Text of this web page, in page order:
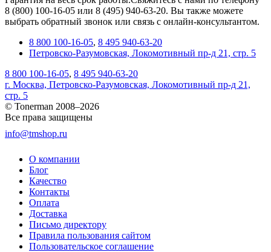
8 (800) 100-16-05 или 8 (495) 940-63-20. Вы также можете
выбрать обратный звонок или связь с онлайн-консультантом.
8 800 100-16-05, 8 495 940-63-20
Петровско-Разумовская, Локомотивный пр-д 21, стр. 5
8 800 100-16-05, 8 495 940-63-20
г. Москва, Петровско-Разумовская, Локомотивный пр-д 21,
стр. 5
© Tonerman 2008–2026
Все права защищены
info@tmshop.ru
О компании
Блог
Качество
Контакты
Оплата
Доставка
Письмо директору
Правила пользования сайтом
Пользовательское соглашение